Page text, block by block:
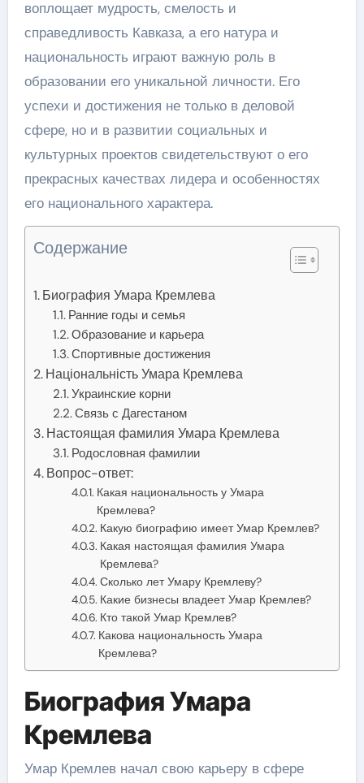
воплощает мудрость, смелость и
справедливость Кавказа, а его натура и
национальность играют важную роль в
образовании его уникальной личности. Его
успехи и достижения не только в деловой
сфере, но и в развитии социальных и
культурных проектов свидетельствуют о его
прекрасных качествах лидера и особенностях
его национального характера.
Содержание
Биография Умара Кремлева
Ранние годы и семья
Образование и карьера
Спортивные достижения
Національність Умара Кремлева
Украинские корни
Связь с Дагестаном
Настоящая фамилия Умара Кремлева
Родословная фамилии
Вопрос-ответ:
Какая национальность у Умара
Кремлева?
Какую биографию имеет Умар Кремлев?
Какая настоящая фамилия Умара
Кремлева?
Сколько лет Умару Кремлеву?
Какие бизнесы владеет Умар Кремлев?
Кто такой Умар Кремлев?
Какова национальность Умара
Кремлева?
Биография Умара
Кремлева
Умар Кремлев начал свою карьеру в сфере